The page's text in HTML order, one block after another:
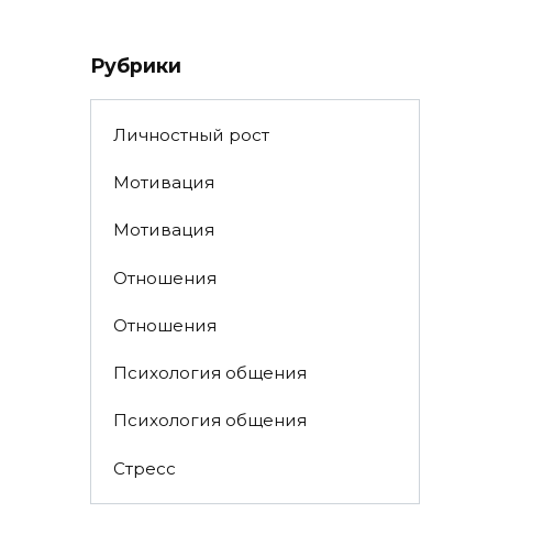
Рубрики
Личностный рост
Мотивация
Мотивация
Отношения
Отношения
Психология общения
Психология общения
Стресс